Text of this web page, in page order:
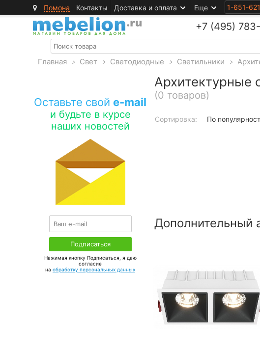
Помона Контакты Доставка и оплата Еще 1-651-
+7 (495)
Главная > Свет > Светодиодные > Светильники >
Оставьте свой e-mail
и будьте в курсе
наших новостей
Нажимая кнопку Подписаться, я даю
соглаcие
на обработку персональных данных
Архитектурные
(0 товаров)
Сортировка: По
Дополнительный